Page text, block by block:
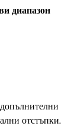
диапазон
отстъпки.